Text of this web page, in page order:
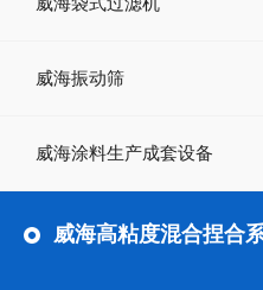
威海振动筛
威海涂料生产成套设备
威海高粘度混合捏合